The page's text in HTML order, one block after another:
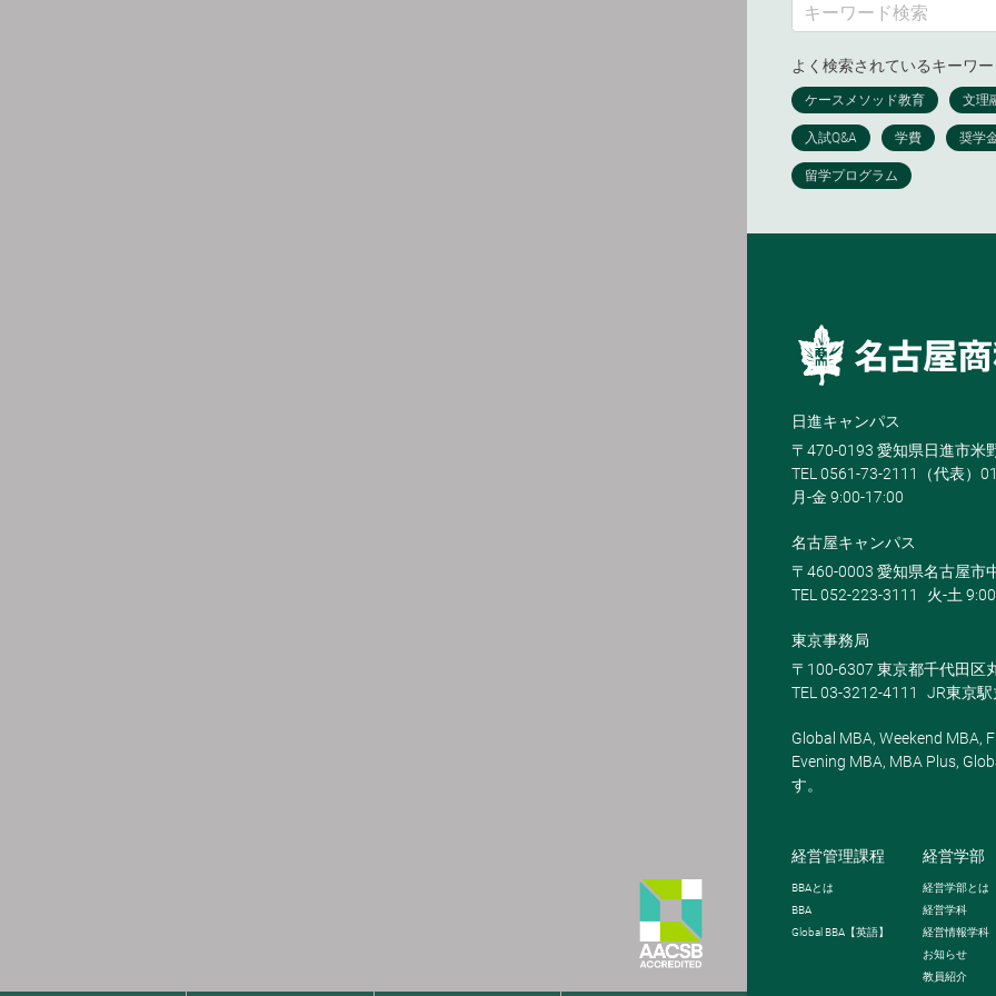
よく検索されているキーワ
日進キャンパス
〒470-0193 愛知県日進市米
TEL 0561-73-2111（代表）
月-金 9:00-17:00
名古屋キャンパス
〒460-0003 愛知県名古屋市
TEL 052-223-3111
火-土
東京事務局
〒100-6307 東京都千代田区
TEL 03-3212-4111
JR東京
Global MBA, Weekend MBA,
Evening MBA, MBA Plus,
す。
経営管理課程
BBAとは
BBA
Global BBA 【英語】
経営学部
経営学部とは
経営学科
経営情報学科
お知らせ
教員紹介